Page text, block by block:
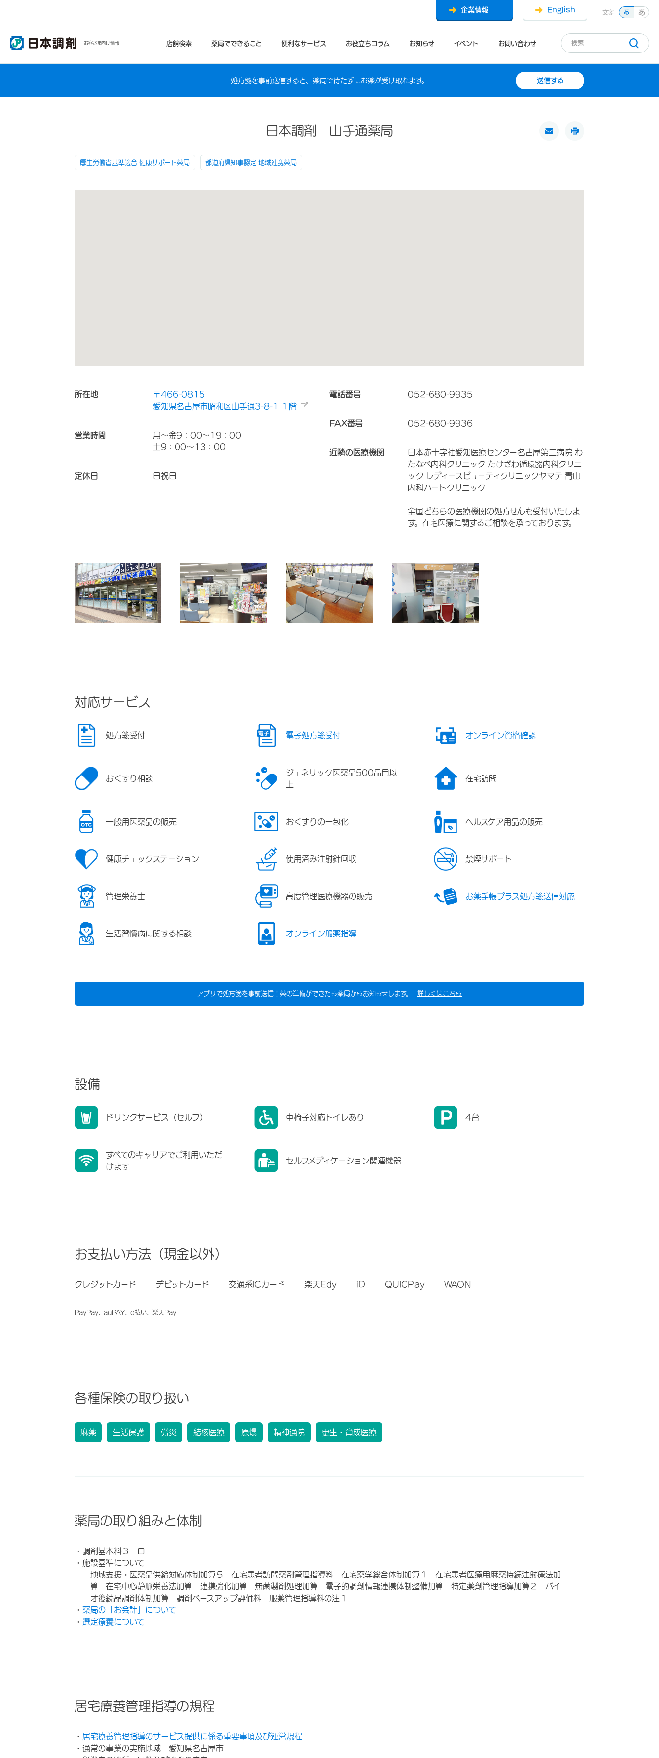
お客さま向け情報 店舗検索 薬局でできること 便利なサービス お役立ちコラム お知らせ イベント お問い合わせ
企業情報 English 文字 あ あ
処方箋を事前送信すると、薬局で待たずにお薬が受け取れます。 送信する
日本調剤 山手通薬局
厚生労働省基準適合 健康サポート薬局 都道府県知事認定 地域連携薬局
所在地
〒466-0815
愛知県名古屋市昭和区山手通3-8-1 １階
営業時間
月～金9：00～19：00
土9：00～13：00
定休日 日祝日
電話番号 052-680-9935
FAX番号 052-680-9936
近隣の医療機関
日本赤十字社愛知医療センター名古屋第二病院 わ
たなべ内科クリニック たけざわ循環器内科クリニ
ック レディースビューティクリニックヤマテ 青山
内科ハートクリニック
全国どちらの医療機関の処方せんも受付いたしま
す。在宅医療に関するご相談を承っております。
対応サービス
処方箋受付 電子処方箋受付 オンライン資格確認
おくすり相談
ジェネリック医薬品500品目以
上
在宅訪問
一般用医薬品の販売 おくすりの一包化 ヘルスケア用品の販売
健康チェックステーション 使用済み注射針回収 禁煙サポート
管理栄養士 高度管理医療機器の販売 お薬手帳プラス処方箋送信対応
生活習慣病に関する相談 オンライン服薬指導
アプリで処方箋を事前送信！薬の準備ができたら薬局からお知らせします。 詳しくはこちら
設備
ドリンクサービス（セルフ） 車椅子対応トイレあり 4台
すべてのキャリアでご利用いただ
けます
セルフメディケーション関連機器
お支払い方法（現金以外）
クレジットカード デビットカード 交通系ICカード 楽天Edy iD QUICPay WAON
PayPay、auPAY、d払い、楽天Pay
各種保険の取り扱い
麻薬 生活保護 労災 結核医療 原爆 精神通院 更生・育成医療
薬局の取り組みと体制
・調剤基本料３－ロ
・施設基準について
地域支援・医薬品供給対応体制加算５ 在宅患者訪問薬剤管理指導料 在宅薬学総合体制加算１ 在宅患者医療用麻薬持続注射療法加
算 在宅中心静脈栄養法加算 連携強化加算 無菌製剤処理加算 電子的調剤情報連携体制整備加算 特定薬剤管理指導加算２ バイ
オ後続品調剤体制加算 調剤ベースアップ評価料 服薬管理指導料の注１
・ 薬局の「お会計」について
・ 選定療養について
居宅療養管理指導の規程
・ 居宅療養管理指導のサービス提供に係る重要事項及び運営規程
・通常の事業の実施地域 愛知県名古屋市